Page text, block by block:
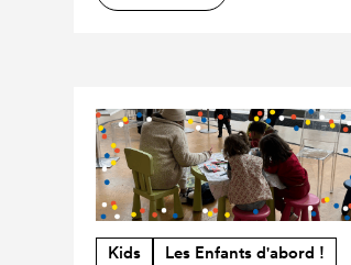
Kids Les Enfants d'abord !